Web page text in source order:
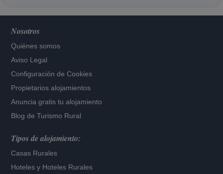
Nosotros
Quiénes somos
Aviso Legal
Configuración de Cookies
Propietarios alojamientos
Anuncia gratis tu alojamiento
Blog de Turismo Rural
Tipos de alojamiento:
Casas Rurales
Hoteles y Hoteles Rurales